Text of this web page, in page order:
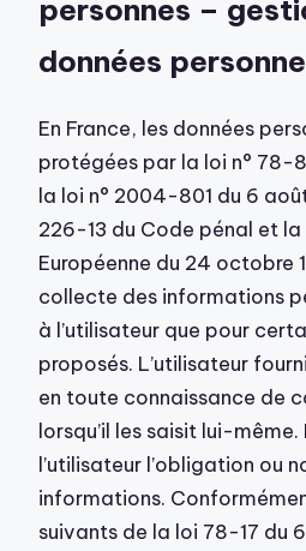
personnes –
données
En France, les données
protégées par la loi n° 78-
la loi n° 2004-801 du 6
226-13 du Code pénal et
Européenne du 24 octobre
collecte des informations
à l’utilisateur que pour
proposés. L’utilisateur
en toute connaissance de
lorsqu’il les saisit lui-
l’utilisateur l’obligation ou
informations.
suivants de la loi 78-17 du